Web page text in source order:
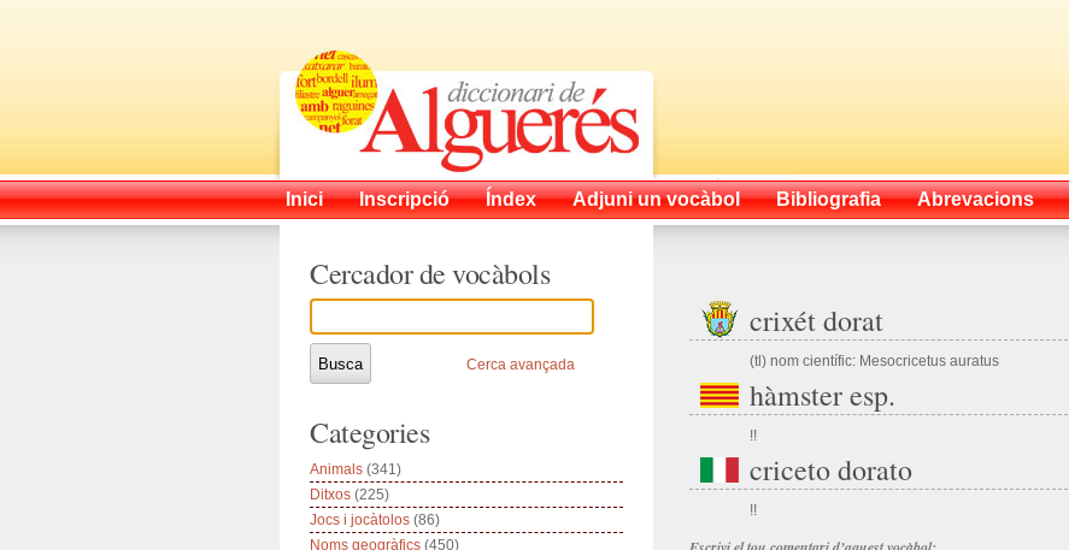
Inici Inscripció Índex Adjuni un vocàbol Bibliografia Abrevacions
crixét dorat
(tl) nom científic: Mesocricetus auratus
hàmster esp.
!!
criceto dorato
!!
Cercador de vocàbols
Cerca avançada
Categories
Animals (341)
Ditxos (225)
Jocs i jocàtolos (86)
Noms geogràfics (450)